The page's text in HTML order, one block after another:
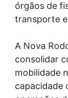
órgãos de
transporte
A Nova
consolidar
mobilidade
capacidade